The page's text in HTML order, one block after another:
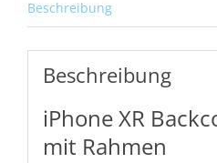
Beschreibung
Beschreibung
iPhone XR
mit Rahmen